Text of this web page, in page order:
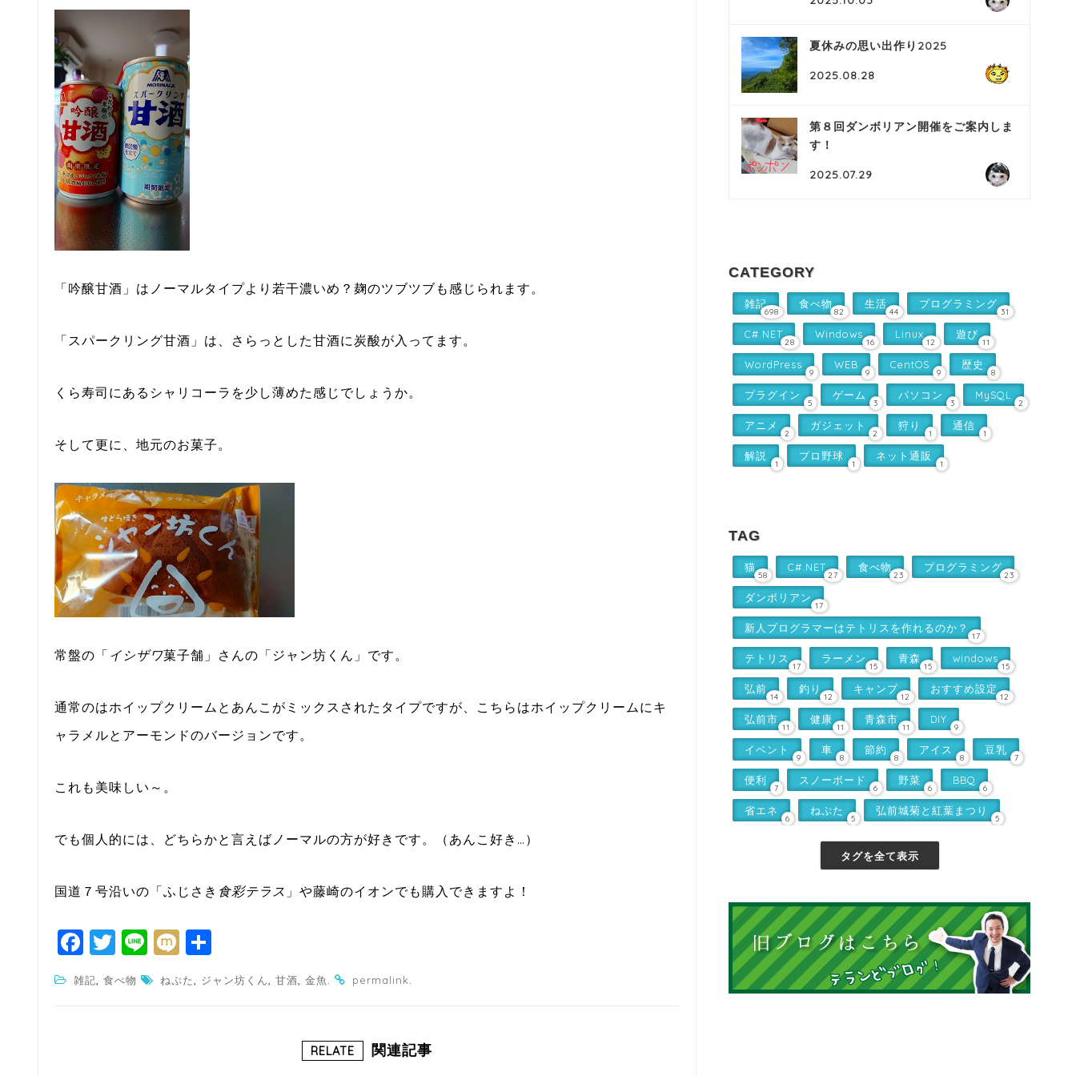
「吟醸甘酒」はノーマルタイプより若干濃いめ？麹のツブツブも感じられます。
「スパークリング甘酒」は、さらっとした甘酒に炭酸が入ってます。
くら寿司にあるシャリコーラを少し薄めた感じでしょうか。
そして更に、地元のお菓子。
常盤の「 イシザワ菓子舗」さんの「ジャン坊くん」です。
通常のはホイップクリームとあんこがミックスされたタイプですが、こちらはホイップクリームにキ
ャラメルとアーモンドのバージョンです。
これも美味しい～。
でも個人的には、どちらかと言えばノーマルの方が好きです。（あんこ好き…）
国道７号沿いの「ふじさき 食彩テラス 」や藤崎のイオンでも購入できますよ！
F
a
c
T
w
itt
Li
n
e
M
ixi
有
雑記, 食べ物 ねぷた, ジャン坊くん, 甘酒, 金魚. permalink.
RELATE 関連記事
夏休みの思い出作り2025
2025.08.28
第８回ダンボリアン開催をご案内しま
す！
2025.07.29
CATEGORY
雑記
698
食べ物
82
生活
44
プログラミング
31
C#.NET
28
Windows
16
Linux
12
遊び
11
WordPress
9
WEB
9
CentOS
9
歴史
8
プラグイン
5
ゲーム
3
パソコン
3
MySQL
2
アニメ
2
ガジェット
2
狩り
1
通信
1
解説
1
プロ野球
1
ネット通販
1
TAG
猫
58
C#.NET
27
食べ物
23
プログラミング
23
ダンボリアン
17
新人プログラマーはテトリスを作れるのか？
17
テトリス
17
ラーメン
15
青森
15
windows
15
弘前
14
釣り
12
キャンプ
12
おすすめ設定
12
弘前市
11
健康
11
青森市
11
DIY
9
イベント
9
車
8
節約
8
アイス
8
豆乳
7
便利
7
スノーボード
6
野菜
6
BBQ
6
省エネ
6
ねぷた
5
弘前城菊と紅葉まつり
5
タグを全て表示